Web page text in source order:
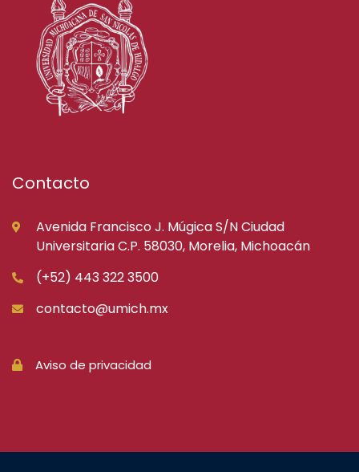
Contacto
Avenida Francisco J. Múgica S/N Ciudad
Universitaria C.P. 58030, Morelia, Michoacán
(+52) 443 322 3500
contacto@umich.mx
Aviso de privacidad